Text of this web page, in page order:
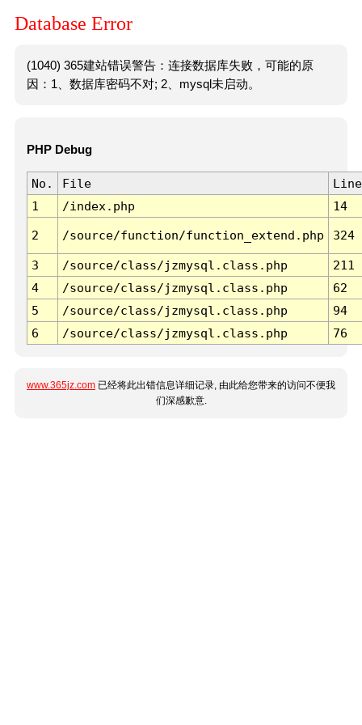
Database Error
(1040) 365建站错误警告：连接数据库失败，可能的原
因：1、数据库密码不对; 2、mysql未启动。
PHP Debug
No. File
Line
1
/index.php 14
2 /source/function/function_extend.php 324
3 /source/class/jzmysql.class.php
211
4
/source/class/jzmysql.class.php
62
5
/source/class/jzmysql.class.php
94
6
/source/class/jzmysql.class.php 76
www.365jz.com 已经将此出错信息详细记录, 由此给您带来的访问不便我
们深感歉意.